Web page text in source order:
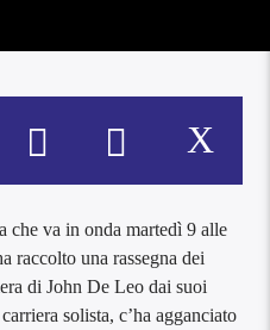
che va in onda martedì 9 alle
raccolto una rassegna dei
di John De Leo dai suoi
solista, c’ha agganciato